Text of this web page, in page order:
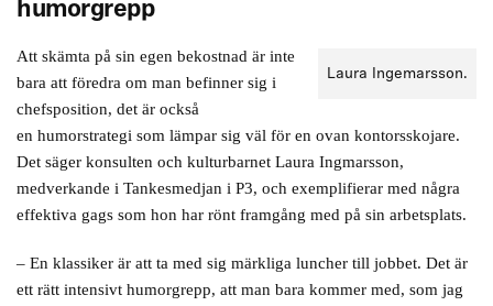
humorgrepp
Laura Ingemarsson.
Att skämta på sin egen bekostnad är inte
bara att föredra om man befinner sig i
chefsposition, det är också
en humorstrategi som lämpar sig väl för en ovan kontorsskojare.
Det säger konsulten och kulturbarnet Laura Ingmarsson,
medverkande i Tankesmedjan i P3, och exemplifierar med några
effektiva gags som hon har rönt framgång med på sin arbetsplats.
– En klassiker är att ta med sig märkliga luncher till jobbet. Det är
ett rätt intensivt humorgrepp, att man bara kommer med, som jag